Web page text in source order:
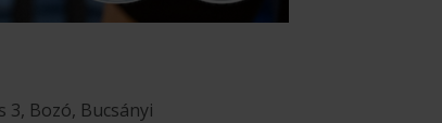
3, Bozó, Bucsányi